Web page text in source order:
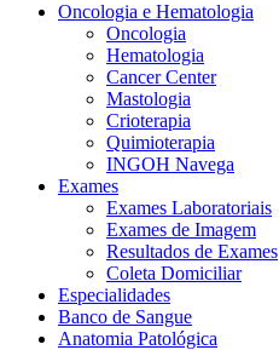
Oncologia e Hematologia
Oncologia
Hematologia
Cancer Center
Mastologia
Crioterapia
Quimioterapia
INGOH Navega
Exames
Exames Laboratoriais
Exames de Imagem
Resultados de Exames
Coleta Domiciliar
Especialidades
Banco de Sangue
Anatomia Patológica